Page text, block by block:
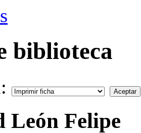
biblioteca
León Felipe